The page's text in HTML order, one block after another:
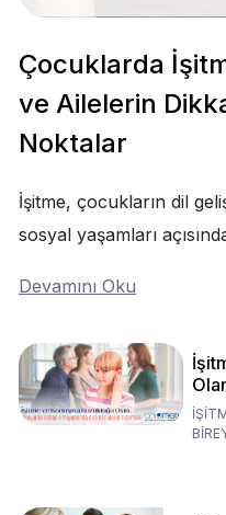
Çocuklarda
ve Ailelerin
Noktalar
İşitme, çocukların dil
sosyal yaşamları
Devamını Oku